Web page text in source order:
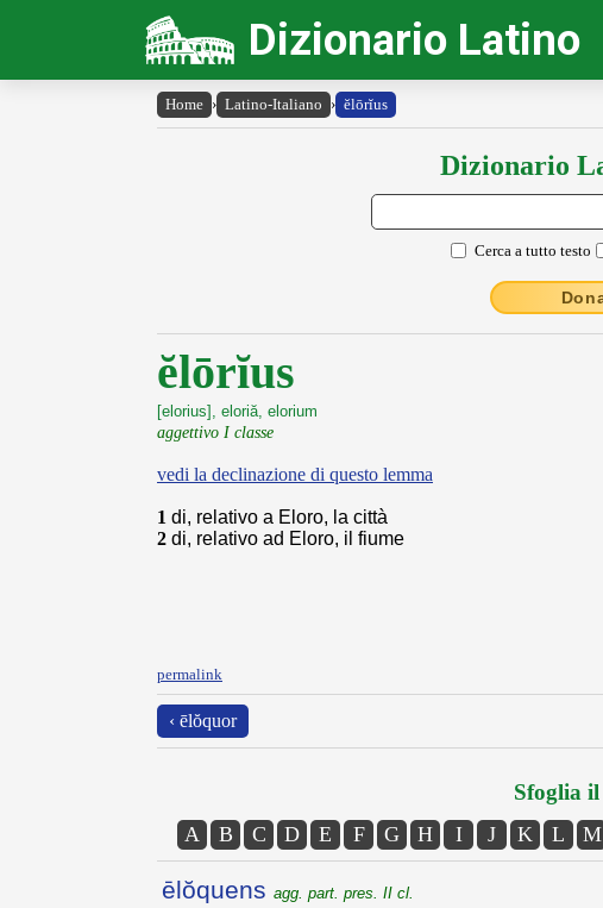
Dizionario Latino
Home › Latino-Italiano › ĕlōrĭus
Dizionario
Cerca a tutto testo
ĕlōrĭus
[elorius], eloriă, elorium
aggettivo I classe
vedi la declinazione di questo lemma
1 di, relativo a Eloro, la città
2 di, relativo ad Eloro, il fiume
permalink
‹ ēlŏquor
Sfoglia
A B C D E F G H I J K L M
ēlŏquens agg. part. pres. II cl.